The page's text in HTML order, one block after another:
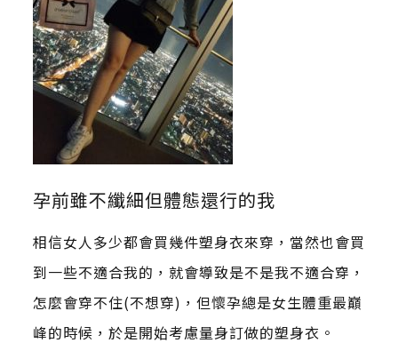
孕前雖不纖細但體態還行的我
相信女人多少都會買幾件塑身衣來穿，當然也會買
到一些不適合我的，就會導致是不是我不適合穿，
怎麼會穿不住(不想穿)，但懷孕總是女生體重最巔
峰的時候，於是開始考慮量身訂做的塑身衣。